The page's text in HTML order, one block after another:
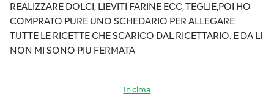
REALIZZARE DOLCI, LIEVITI FARINE ECC, TEGLIE,POI HO
COMPRATO PURE UNO SCHEDARIO PER ALLEGARE
TUTTE LE RICETTE CHE SCARICO DAL RICETTARIO. E DA LI
NON MI SONO PIU FERMATA
In cima